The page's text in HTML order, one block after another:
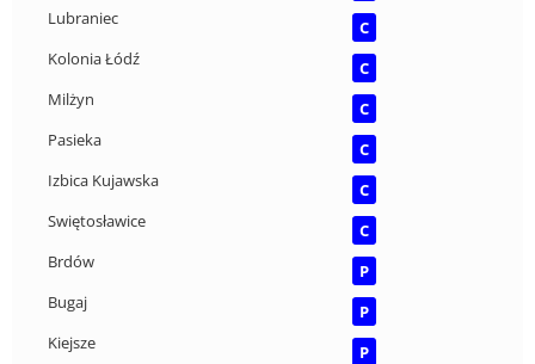
Lubraniec
C
Kolonia Łódź
C
Milżyn
C
Pasieka
C
Izbica Kujawska
C
Swiętosławice
C
Brdów
P
Bugaj
P
Kiejsze
P